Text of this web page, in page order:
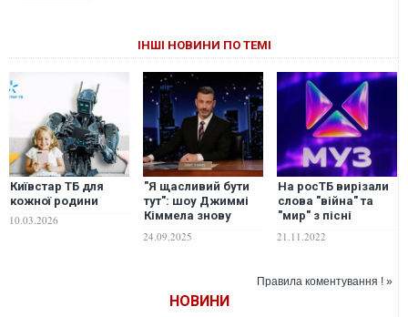
ІНШІ НОВИНИ ПО ТЕМІ
Київстар ТБ для
кожної родини
10.03.2026
"Я щасливий бути
тут": шоу Джиммі
Кіммела знову
бурхливі оплески
24.09.2025
На росТБ вирізали
слова "війна" та
"мир" з пісні
будущего"
21.11.2022
Правила коментування ! »
НОВИНИ